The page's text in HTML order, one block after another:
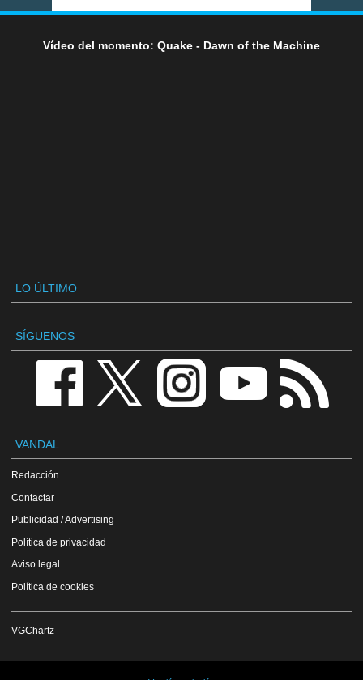
Vídeo del momento: Quake - Dawn of the Machine
LO ÚLTIMO
SÍGUENOS
VANDAL
Redacción
Contactar
Publicidad / Advertising
Política de privacidad
Aviso legal
Política de cookies
VGChartz